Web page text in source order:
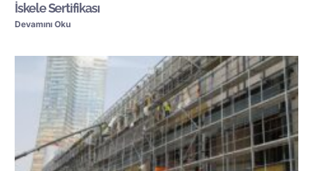
İskele Sertifikası
Devamını Oku